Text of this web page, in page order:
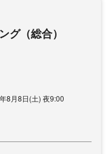
グ（総合）
8月8日(土) 夜9:00